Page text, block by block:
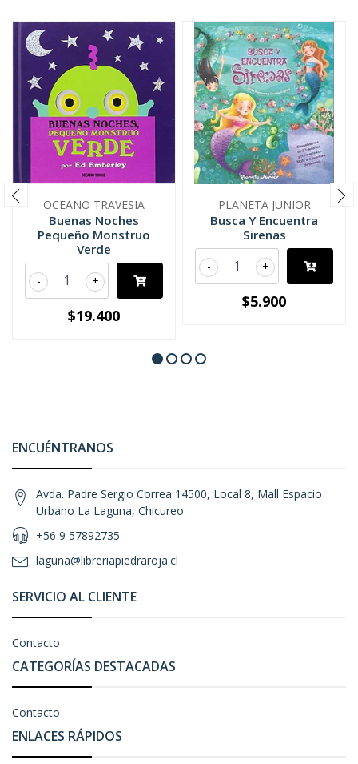
OCEANO TRAVESIA
Buenas Noches
Pequeño Monstruo
Verde
+
-
$19.400
PLANETA JUNIOR
Busca Y Encuentra
Sirenas
+
-
$5.900
ENCUÉNTRANOS
Avda. Padre Sergio Correa 14500, Local 8, Mall Espacio
Urbano La Laguna, Chicureo
+56 9 57892735
laguna@libreriapiedraroja.cl
SERVICIO AL CLIENTE
Contacto
CATEGORÍAS DESTACADAS
Contacto
ENLACES RÁPIDOS